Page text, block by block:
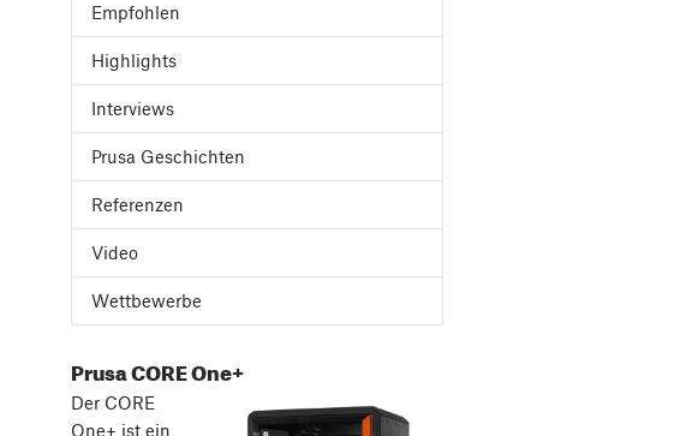
Empfohlen
Highlights
Interviews
Prusa Geschichten
Referenzen
Video
Wettbewerbe
Prusa CORE One+
Der CORE
One+ ist ein